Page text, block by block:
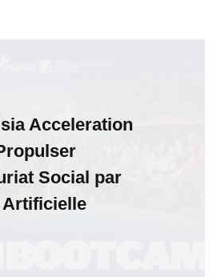
Acceleration
Social par
Artificielle